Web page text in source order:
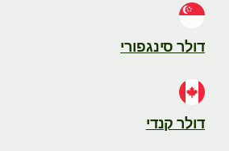
דולר סינגפורי
דולר קנדי